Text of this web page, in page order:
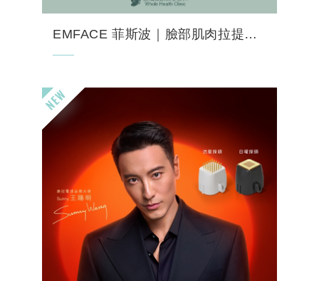
EMFACE 菲斯波｜臉部肌肉拉提健身房・零修復期...
斯波！結合 HIFES™ 高強度電場與 SYNC
RF 同步電波，20分鐘精準鍛鍊臉部深層肌肉
地基、刺激膠原蛋白新生。免敷麻、無針